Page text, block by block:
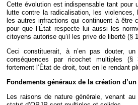
Cette évolution est indispensable tant pour
lutte contre la radicalisation, les
les autres infractions qui continuent à être
pour que l’État respecte lui aussi les
citoyens autorise qu’il les prive de liberté (§
Ceci constituerait, à n’en pas douter,
conséquences par ricochet multiples
fortement l’État de droit, tout en le rendant
Fondements généraux de la création d’un
Les raisons de nature générale, venant